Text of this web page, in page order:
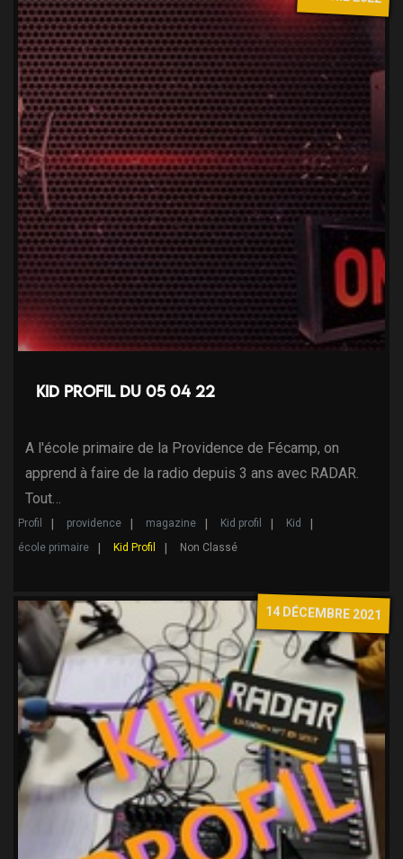
Kid Profil du 05 04 22
A l'école primaire de la Providence de Fécamp, on
apprend à faire de la radio depuis 3 ans avec RADAR.
Tout…
Profil providence magazine Kid profil
Kid
école primaire
Kid Profil Non Classé
14 DÉCEMBRE 2021